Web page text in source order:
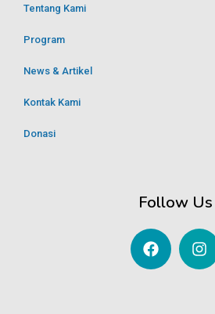
Tentang Kami
Program
News & Artikel
Kontak Kami
Donasi
Follow Us